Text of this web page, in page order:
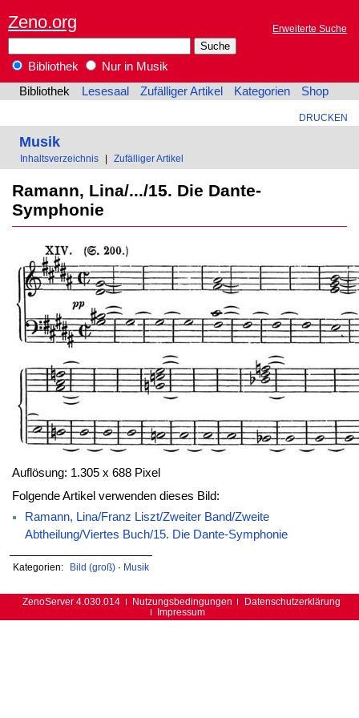
Zeno.org Erweiterte Suche
Bibliothek
Nur in Musik
Bibliothek
Lesesaal Zufälliger Artikel Kategorien Shop
DRUCKEN
Musik
Inhaltsverzeichnis Zufälliger Artikel
Ramann, Lina/.../15. Die Dante-
Symphonie
Auflösung: 1.305 x 688 Pixel
Folgende Artikel verwenden dieses Bild:
Ramann, Lina/Franz Liszt/Zweiter Band/Zweite
Abtheilung/Viertes Buch/15. Die Dante-Symphonie
Kategorien: Bild (groß)· Musik
ZenoServer 4.030.014 Nutzungsbedingungen
Datenschutzerklärung
Impressum